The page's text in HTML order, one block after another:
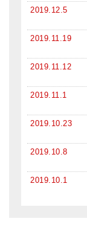
2019.12.5
2019.11.19
2019.11.12
2019.11.1
2019.10.23
2019.10.8
2019.10.1